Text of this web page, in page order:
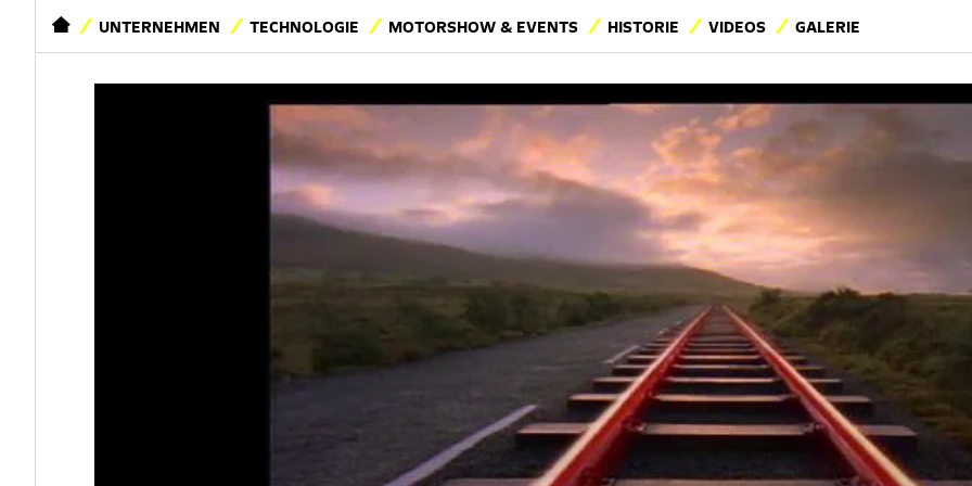
STARTSEITEUNTERNEHMEN TECHNOLOGIE MOTORSHOW & EVENTS HISTORIE VIDEOS GALERIE